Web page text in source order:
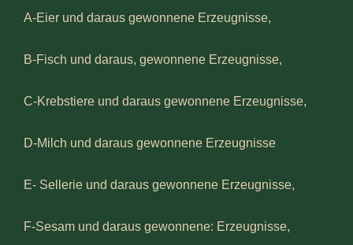
A-Eier und daraus gewonnene Erzeugnisse,
B-Fisch und daraus, gewonnene Erzeugnisse,
C-Krebstiere und daraus gewonnene Erzeugnisse,
D-Milch und daraus gewonnene Erzeugnisse
E- Sellerie und daraus gewonnene Erzeugnisse,
F-Sesam und daraus gewonnene: Erzeugnisse,